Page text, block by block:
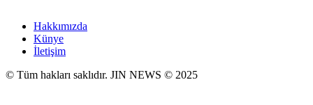
Hakkımızda
Künye
İletişim
© Tüm hakları saklıdır. JIN NEWS © 2025